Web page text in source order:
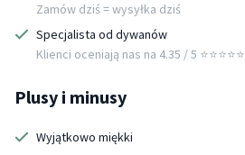
Zamów dziś = wysyłka dziś
Specjalista od dywanów
Klienci oceniają nas na 4.35 / 5 ⭐️⭐️⭐️⭐️⭐️
Plusy i minusy
Wyjątkowo miękki